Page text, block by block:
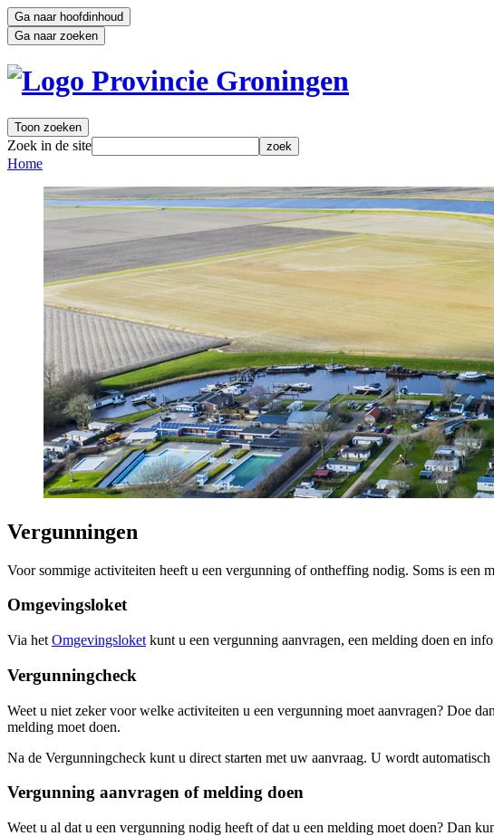
Ga naar hoofdinhoud
Ga naar zoeken
Toon zoeken
Zoek in de site zoek
Home
Vergunningen
Voor sommige activiteiten heeft u een vergunning of ontheffing nodig. Soms is
Omgevingsloket
Via het Omgevingsloket kunt u een vergunning aanvragen, een melding doen en
Vergunningcheck
Weet u niet zeker voor welke activiteiten u een vergunning moet aanvragen? Doe
melding moet doen.
Na de Vergunningcheck kunt u direct starten met uw aanvraag. U wordt
Vergunning aanvragen of melding doen
Weet u al dat u een vergunning nodig heeft of dat u een melding moet doen? Dan